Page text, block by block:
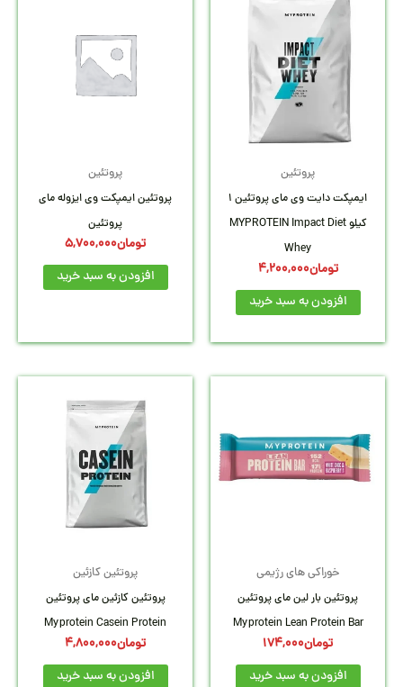
پروتئین
ایمپکت دایت وی مای پروتئین 1
کیلو MYPROTEIN Impact Diet
Whey
تومان4,200,000
افزودن به سبد خرید
پروتئین
پروتئین ایمپکت وی ایزوله مای
پروتئین
تومان5,700,000
افزودن به سبد خرید
خوراکی های رژیمی
پروتئین بار لین مای پروتئین
Myprotein Lean Protein Bar
تومان174,000
افزودن به سبد خرید
پروتئین کازئین
پروتئین کازئین مای پروتئین
Myprotein Casein Protein
تومان4,800,000
افزودن به سبد خرید